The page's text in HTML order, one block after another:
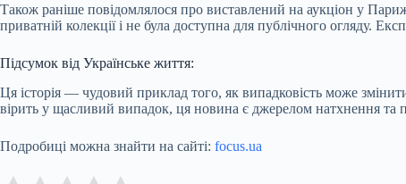
Також раніше повідомлялося про виставлений на аукціон у
приватній колекції і не була доступна для публічного огляду.
Підсумок від Українське життя:
Ця історія — чудовий приклад того, як випадковість може
вірить у щасливий випадок, ця новина є джерелом натхнення та
Подробиці можна знайти на сайті: focus.ua